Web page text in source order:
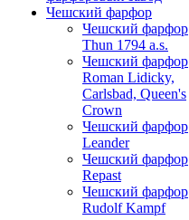
Чешский фарфор
Чешский фарфор
Thun 1794 a.s.
Чешский фарфор
Roman Lidicky,
Carlsbad, Queen's
Crown
Чешский фарфор
Leander
Чешский фарфор
Repast
Чешский фарфор
Rudolf Kampf